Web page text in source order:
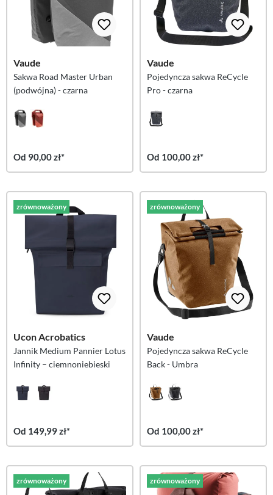
Vaude
Sakwa Road Master Urban
(podwójna) - czarna
Od 90,00 zł*
Vaude
Pojedyncza sakwa ReCycle
Pro - czarna
Od 100,00 zł*
zrównoważony
Ucon Acrobatics
Jannik Medium Pannier Lotus
Infinity – ciemnoniebieski
Od 149,99 zł*
zrównoważony
Vaude
Pojedyncza sakwa ReCycle
Back - Umbra
Od 100,00 zł*
zrównoważony zrównoważony